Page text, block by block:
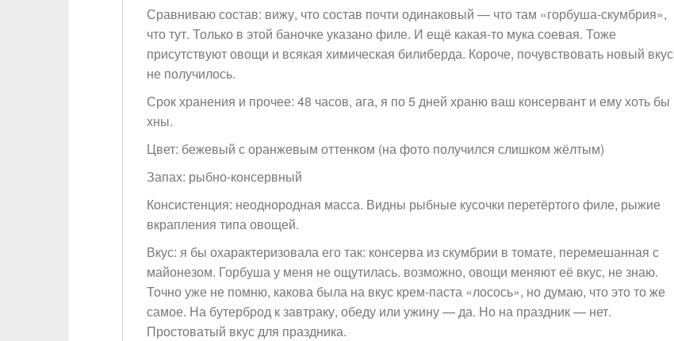
Сравниваю состав: вижу, что состав почти одинаковый — что там «горбуша-скумбрия»,
что тут. Только в этой баночке указано филе. И ещё какая-то мука соевая. Тоже
присутствуют овощи и всякая химическая билиберда. Короче, почувствовать новый вкус
не получилось.
Срок хранения и прочее: 48 часов, ага, я по 5 дней храню ваш консервант и ему хоть бы
хны.
Цвет: бежевый с оранжевым оттенком (на фото получился слишком жёлтым)
Запах: рыбно-консервный
Консистенция: неоднородная масса. Видны рыбные кусочки перетёртого филе, рыжие
вкрапления типа овощей.
Вкус: я бы охарактеризовала его так: консерва из скумбрии в томате, перемешанная с
майонезом. Горбуша у меня не ощутилась. возможно, овощи меняют её вкус, не знаю.
Точно уже не помню, какова была на вкус крем-паста «лосось», но думаю, что это то же
самое. На бутерброд к завтраку, обеду или ужину — да. Но на праздник — нет.
Простоватый вкус для праздника.